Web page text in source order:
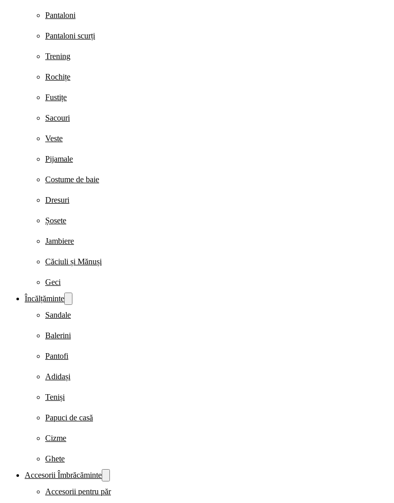
Pantaloni
Pantaloni scurți
Trening
Rochițe
Fustițe
Sacouri
Veste
Pijamale
Costume de baie
Dresuri
Șosete
Jambiere
Căciuli și Mănuși
Geci
Încălțăminte
Sandale
Balerini
Pantofi
Adidași
Teniși
Papuci de casă
Cizme
Ghete
Accesorii Îmbrăcăminte
Accesorii pentru păr